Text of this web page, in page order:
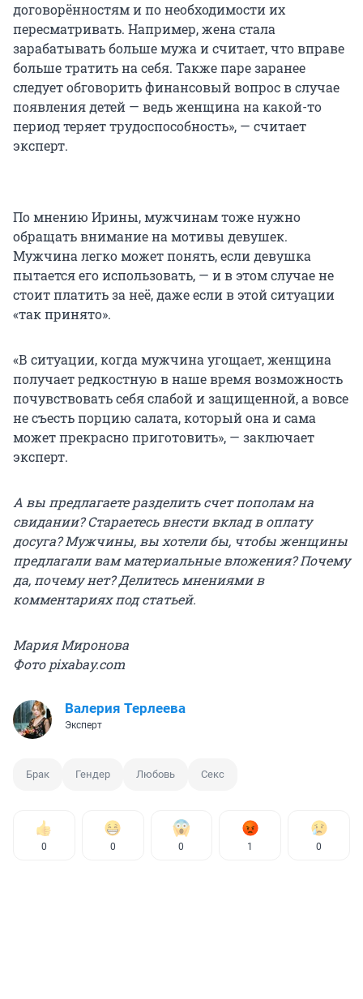
договорённостям и по необходимости их
пересматривать. Например, жена стала
зарабатывать больше мужа и считает, что вправе
больше тратить на себя. Также паре заранее
следует обговорить финансовый вопрос в случае
появления детей — ведь женщина на какой-то
период теряет трудоспособность», — считает
эксперт.
По мнению Ирины, мужчинам тоже нужно
обращать внимание на мотивы девушек.
Мужчина легко может понять, если девушка
пытается его использовать, — и в этом случае не
стоит платить за неё, даже если в этой ситуации
«так принято».
«В ситуации, когда мужчина угощает, женщина
получает редкостную в наше время возможность
почувствовать себя слабой и защищенной, а вовсе
не съесть порцию салата, который она и сама
может прекрасно приготовить», — заключает
эксперт.
А вы предлагаете разделить счет пополам на
свидании? Стараетесь внести вклад в оплату
досуга? Мужчины, вы хотели бы, чтобы женщины
предлагали вам материальные вложения? Почему
да, почему нет? Делитесь мнениями в
комментариях под статьей.
Мария Миронова
Фото pixabay.com
Валерия Терлеева
Эксперт
Брак Гендер Любовь Секс
0 0 0 1 0